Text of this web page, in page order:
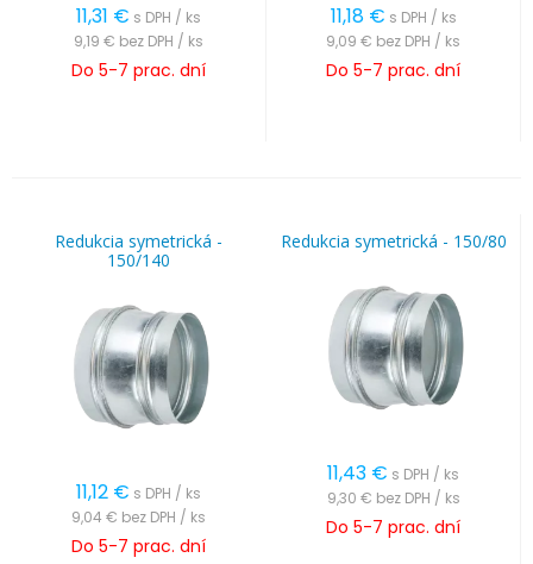
11,31 € s DPH / ks
9,19 € bez DPH / ks
Do 5-7 prac. dní
11,18 € s DPH / ks
9,09 € bez DPH / ks
Do 5-7 prac. dní
Redukcia symetrická -
150/140
11,12 € s DPH / ks
9,04 € bez DPH / ks
Do 5-7 prac. dní
Redukcia symetrická - 150/80
11,43 € s DPH / ks
9,30 € bez DPH / ks
Do 5-7 prac. dní